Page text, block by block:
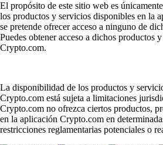
El propósito de este sitio web es
los productos y servicios disponibles en la
se pretende ofrecer acceso a ninguno de
Puedes obtener acceso a dichos productos
Crypto.com.
La disponibilidad de los productos y
Crypto.com está sujeta a limitaciones
Crypto.com no ofrezca ciertos productos,
en la aplicación Crypto.com en
restricciones reglamentarias potenciales o